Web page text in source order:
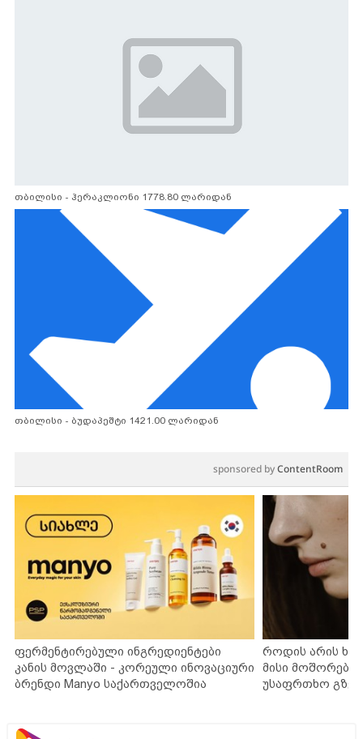
თბილისი - ჰერაკლიონი 1778.80 ლარიდან
თბილისი - ბუდაპეშტი 1421.00 ლარიდან
sponsored byContentRoom
ფერმენტირებული ინგრედიენტები
კანის მოვლაში - კორეული ინოვაციური
ბრენდი Manyo საქართველოშია
როდის არის
მისი
უსაფრთხო